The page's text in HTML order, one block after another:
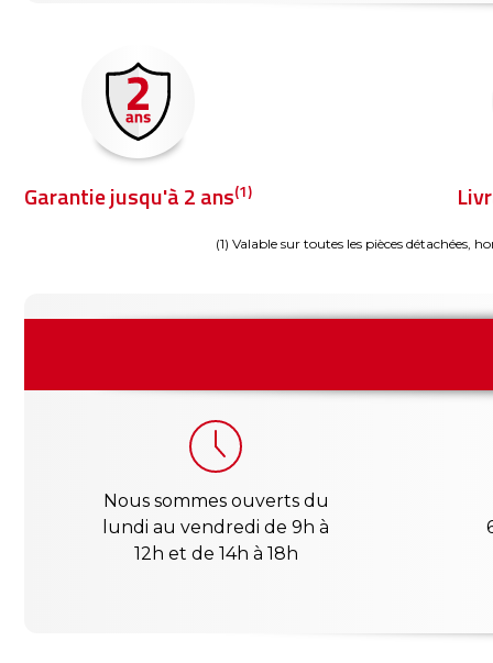
Garantie jusqu'à 2 ans(1)
(1) Valable sur toutes les pièces détachées,
Nous sommes ouverts du
lundi au vendredi de 9h à
12h et de 14h à 18h